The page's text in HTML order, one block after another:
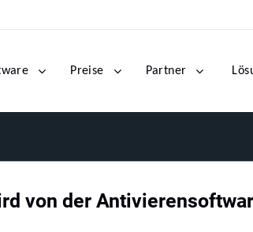
Preise Partner
von der